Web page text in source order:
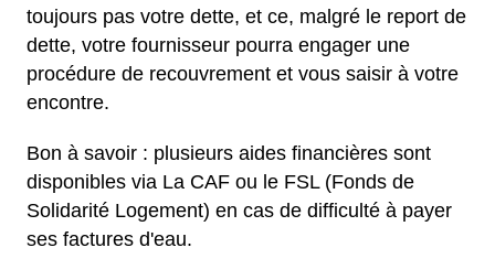
toujours pas votre dette, et ce, malgré le report de
dette, votre fournisseur pourra engager une
procédure de recouvrement et vous saisir à votre
encontre.
Bon à savoir : plusieurs aides financières sont
disponibles via La CAF ou le FSL (Fonds de
Solidarité Logement) en cas de difficulté à payer
ses factures d'eau.